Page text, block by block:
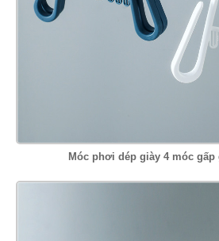
Móc phơi dép giày 4 móc gấp